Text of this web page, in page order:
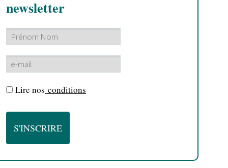
newsletter
Lire nos conditions